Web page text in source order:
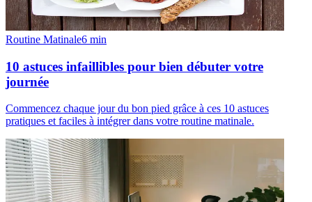
Routine Matinale6 min
10 astuces infaillibles pour bien débuter votre
journée
Commencez chaque jour du bon pied grâce à ces 10 astuces
pratiques et faciles à intégrer dans votre routine matinale.